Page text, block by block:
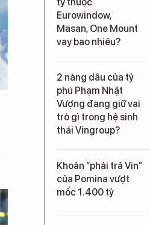
Eurowindow,
Masan, One Mount
vay bao nhiêu?
2 nàng dâu của tỷ
phú Phạm Nhật
Vượng đang giữ vai
trò gì trong hệ sinh
thái Vingroup?
Khoản “phải trả Vin”
của Pomina vượt
mốc 1.400 tỷ